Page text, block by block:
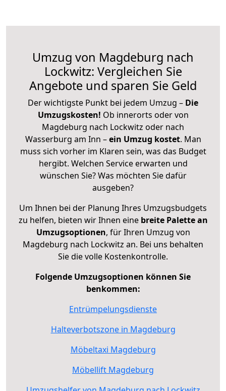
Umzug von Magdeburg nach
Lockwitz: Vergleichen Sie
Angebote und sparen Sie Geld
Der wichtigste Punkt bei jedem Umzug – Die
Umzugskosten! Ob innerorts oder von
Magdeburg nach Lockwitz oder nach
Wasserburg am Inn –ein Umzug kostet. Man
muss sich vorher im Klaren sein, was das Budget
hergibt. Welchen Service erwarten und
wünschen Sie? Was möchten Sie dafür
ausgeben?
Um Ihnen bei der Planung Ihres Umzugsbudgets
zu helfen, bieten wir Ihnen eine breite Palette an
Umzugsoptionen, für Ihren Umzug von
Magdeburg nach Lockwitz an. Bei uns behalten
Sie die volle Kostenkontrolle.
Folgende Umzugsoptionen können Sie
benkommen:
Entrümpelungsdienste
Halteverbotszone in Magdeburg
Möbeltaxi Magdeburg
Möbellift Magdeburg